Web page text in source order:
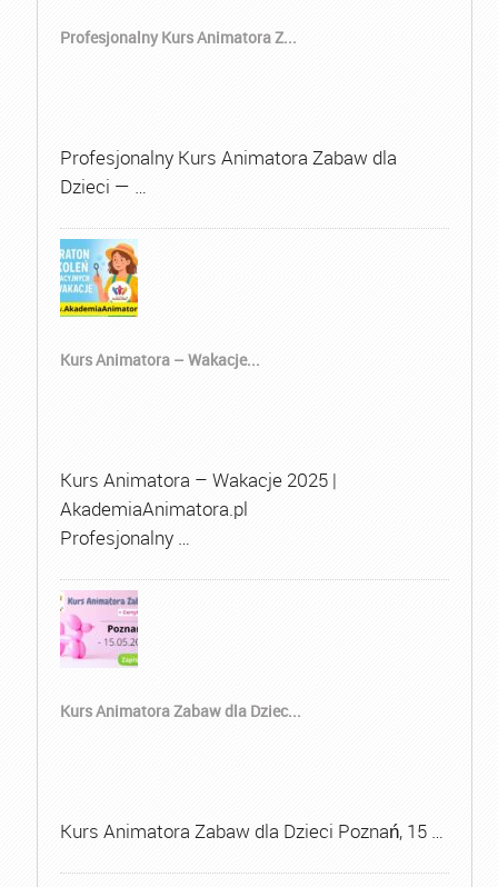
Profesjonalny Kurs Animatora Z...
Profesjonalny Kurs Animatora Zabaw dla
Dzieci — …
Kurs Animatora – Wakacje...
Kurs Animatora – Wakacje 2025 |
AkademiaAnimatora.pl
Profesjonalny …
Kurs Animatora Zabaw dla Dziec...
Kurs Animatora Zabaw dla Dzieci Poznań, 15 …